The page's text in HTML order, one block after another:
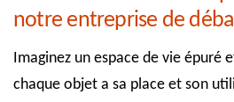
notre entreprise de
Imaginez un espace de vie épuré
chaque objet a sa place et son